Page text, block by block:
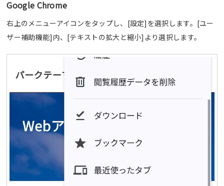
Google Chrome
右上のメニューアイコンをタップし、[設定]を選択します。[ユー
ザー補助機能]内、[テキストの拡大と縮小]より選択します。